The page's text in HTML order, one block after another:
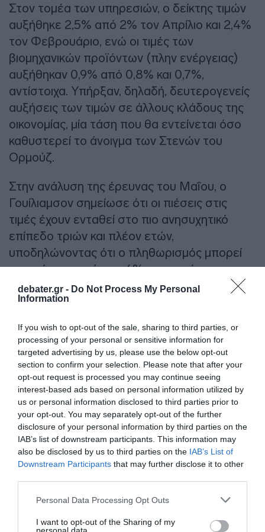
debater.gr - Do Not Process My Personal
Information
If you wish to opt-out of the sale, sharing to third parties, or
processing of your personal or sensitive information for
targeted advertising by us, please use the below opt-out
section to confirm your selection. Please note that after your
opt-out request is processed you may continue seeing
interest-based ads based on personal information utilized by
us or personal information disclosed to third parties prior to
your opt-out. You may separately opt-out of the further
disclosure of your personal information by third parties on the
IAB’s list of downstream participants. This information may
also be disclosed by us to third parties on the IAB’s List of
Downstream Participants that may further disclose it to other
Please note that this website/app uses one or more Google
not limited to your visit or usage behaviour. You may click to
Personal Data Processing Opt Outs
I want to opt-out of the Sharing of my
Στον τομέα των υπηρεσιών, ο δείκτης τιμών
αυξήθηκε 2,5% από 2% τον Απρίλιο και 2,4%
τον Φεβρουάριο, ενώ οι τιμές των
βιομηχανικών προϊόντων (πλην ενέργειας)
αυξήθηκαν 0,9% από 0,8% και 0,7%,
αντίστοιχα. Υπήρξαν, δηλαδή, δευτερογενείς
αυξήσεις των τιμών σε άλλους κλάδους της
οικονομίας, μία τάση που θα εντείνεται όσο
καθυστερεί το άνοιγμα των Στενών του
Ορμούζ.
Στην ανάλυση της έρευνας του Μαΐου, ο
Γουίλιαμσον σημείωσε ότι οι πιέσεις στις
τιμές έχουν ενταθεί στο πιο ανησυχητικό
επίπεδο τριών και πλέον ετών,
υποδηλώνοντας ότι ο πληθωρισμός μπορεί
να φτάσει κοντά στο 4% τους επόμενους
μήνες.
Προσθήκη ως προτεινόμενη
πηγή στην Google